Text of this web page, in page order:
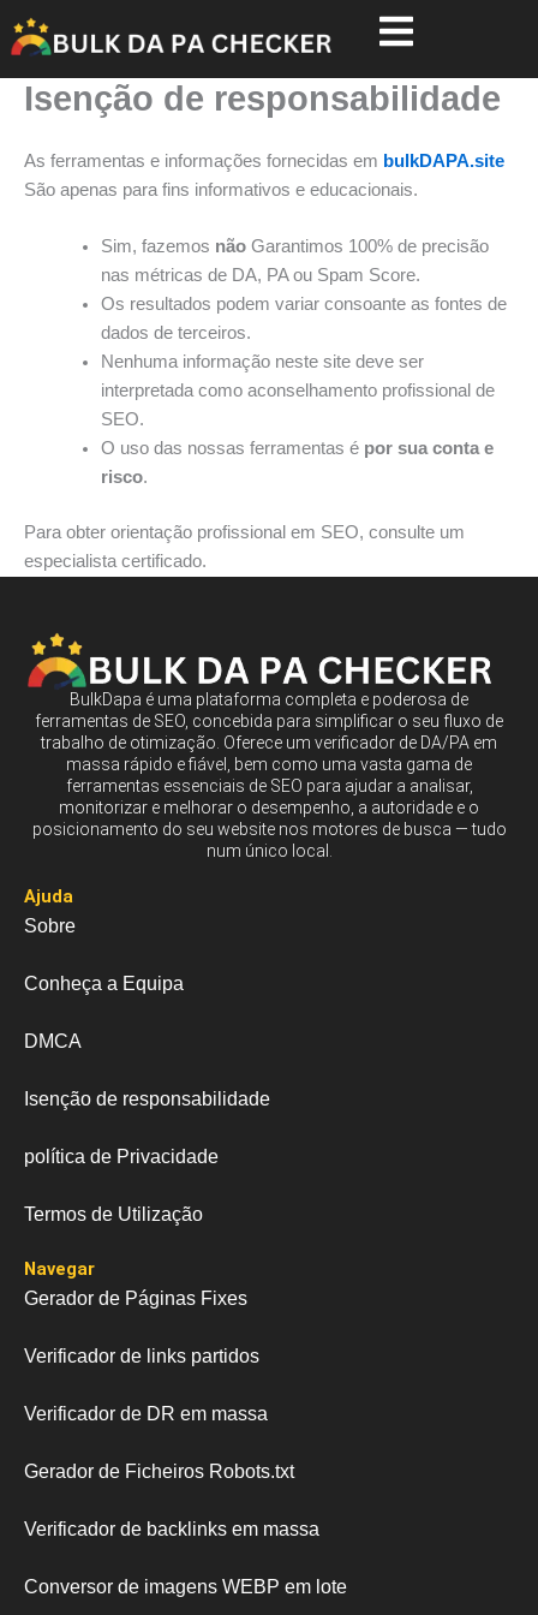
to
Isenção de responsabilidade
As ferramentas e informações fornecidas em bulkDAPA.site
São apenas para fins informativos e educacionais.
Sim, fazemos nãoGarantimos 100% de precisão
nas métricas de DA, PA ou Spam Score.
Os resultados podem variar consoante as fontes de
dados de terceiros.
Nenhuma informação neste site deve ser
interpretada como aconselhamento profissional de
SEO.
O uso das nossas ferramentas é por sua conta e
risco.
Para obter orientação profissional em SEO, consulte um
especialista certificado.
BulkDapa é uma plataforma completa e poderosa de
ferramentas de SEO, concebida para simplificar o seu fluxo de
trabalho de otimização. Oferece um verificador de DA/PA em
massa rápido e fiável, bem como uma vasta gama de
ferramentas essenciais de SEO para ajudar a analisar,
monitorizar e melhorar o desempenho, a autoridade e o
posicionamento do seu website nos motores de busca — tudo
num único local.
Ajuda
Sobre
Conheça a Equipa
DMCA
Isenção de responsabilidade
política de Privacidade
Termos de Utilização
Navegar
Gerador de Páginas Fixes
Verificador de links partidos
Verificador de DR em massa
Gerador de Ficheiros Robots.txt
Verificador de backlinks em massa
Conversor de imagens WEBP em lote